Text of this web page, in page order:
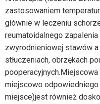
zastosowaniem
głównie w leczeniu
reumatoidalnego
zwyrodnieniowej stawów
stłuczeniach, obrzękach
miejscowo odpowiedniego
miejsce)jest również